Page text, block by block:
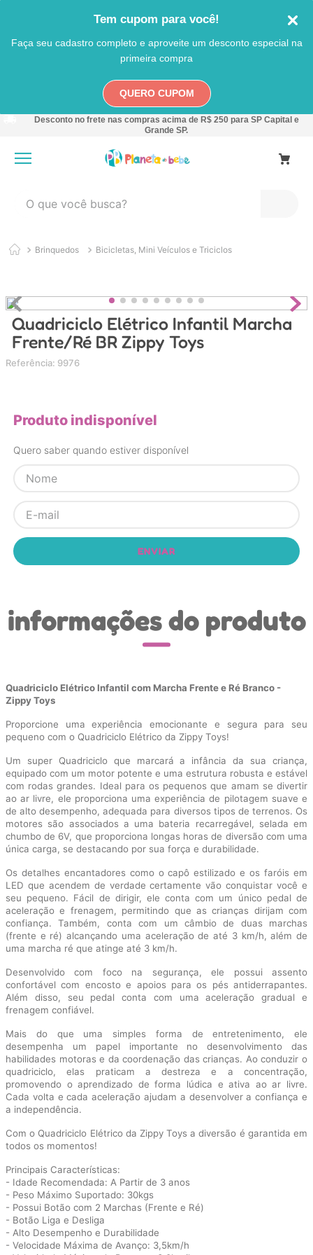
Tem cupom para você!
Faça seu cadastro completo e aproveite um desconto especial na
primeira compra
QUERO CUPOM
Desconto no frete nas compras acima de R$ 250 para SP Capital e
Grande SP.
Brinquedos Bicicletas, Mini Veículos e Triciclos
Quadriciclo Elétrico Infantil Marcha
Frente/Ré BR Zippy Toys
Referência: 9976
Produto indisponível
Quero saber quando estiver disponível
ENVIAR
informações do produto
Quadriciclo Elétrico Infantil com Marcha Frente e Ré Branco -
Zippy Toys
Proporcione uma experiência emocionante e segura para seu
pequeno com o Quadriciclo Elétrico da Zippy Toys!
Um super Quadriciclo que marcará a infância da sua criança,
equipado com um motor potente e uma estrutura robusta e estável
com rodas grandes. Ideal para os pequenos que amam se divertir
ao ar livre, ele proporciona uma experiência de pilotagem suave e
de alto desempenho, adequada para diversos tipos de terrenos. Os
motores são associados a uma bateria recarregável, selada em
chumbo de 6V, que proporciona longas horas de diversão com uma
única carga, se destacando por sua força e durabilidade.
Os detalhes encantadores como o capô estilizado e os faróis em
LED que acendem de verdade certamente vão conquistar você e
seu pequeno. Fácil de dirigir, ele conta com um único pedal de
aceleração e frenagem, permitindo que as crianças dirijam com
confiança. Também, conta com um câmbio de duas marchas
(frente e ré) alcançando uma aceleração de até 3 km/h, além de
uma marcha ré que atinge até 3 km/h.
Desenvolvido com foco na segurança, ele possui assento
confortável com encosto e apoios para os pés antiderrapantes.
Além disso, seu pedal conta com uma aceleração gradual e
frenagem confiável.
Mais do que uma simples forma de entretenimento, ele
desempenha um papel importante no desenvolvimento das
habilidades motoras e da coordenação das crianças. Ao conduzir o
quadriciclo, elas praticam a destreza e a concentração,
promovendo o aprendizado de forma lúdica e ativa ao ar livre.
Cada volta e cada aceleração ajudam a desenvolver a confiança e
a independência.
Com o Quadriciclo Elétrico da Zippy Toys a diversão é garantida em
todos os momentos!
Principais Características:
- Idade Recomendada: A Partir de 3 anos
- Peso Máximo Suportado: 30kgs
- Possui Botão com 2 Marchas (Frente e Ré)
- Botão Liga e Desliga
- Alto Desempenho e Durabilidade
- Velocidade Máxima de Avanço: 3,5km/h
1 º
carro
4º
chupeta
5º
carrinho
8º
mamadeira
9º
bolsa
10º brinquedo banho